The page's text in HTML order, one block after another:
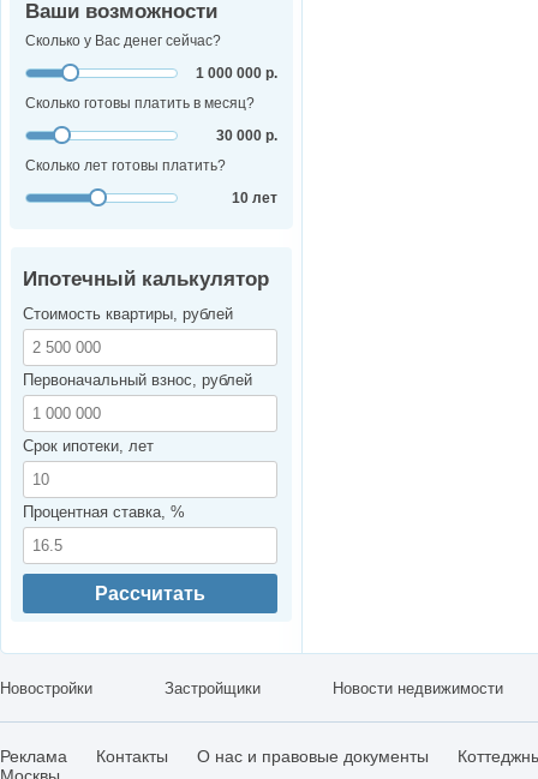
Ваши возможности
Сколько у Вас денег сейчас?
1 000 000 р.
Сколько готовы платить в месяц?
30 000 р.
Сколько лет готовы платить?
10 лет
Ипотечный калькулятор
Стоимость квартиры, рублей
Первоначальный взнос, рублей
Срок ипотеки, лет
Процентная ставка, %
Рассчитать
Новостройки Застройщики Новости недвижимости
Реклама Контакты О нас и правовые документы